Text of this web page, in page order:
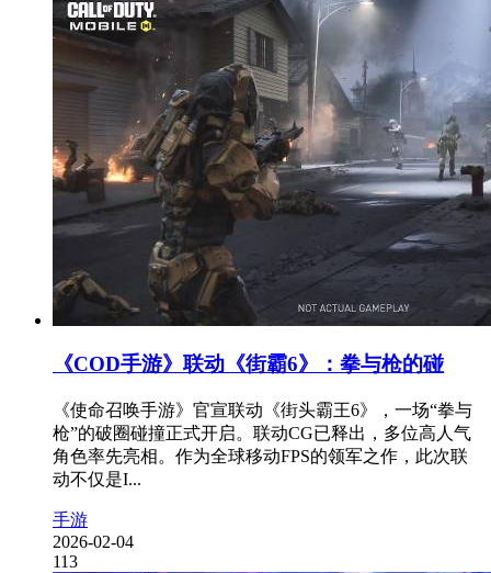
《COD手游》联动《街霸6》：拳与枪的碰
《使命召唤手游》官宣联动《街头霸王6》，一场“拳与
枪”的破圈碰撞正式开启。联动CG已释出，多位高人气
角色率先亮相。作为全球移动FPS的领军之作，此次联
动不仅是I...
手游
2026-02-04
113